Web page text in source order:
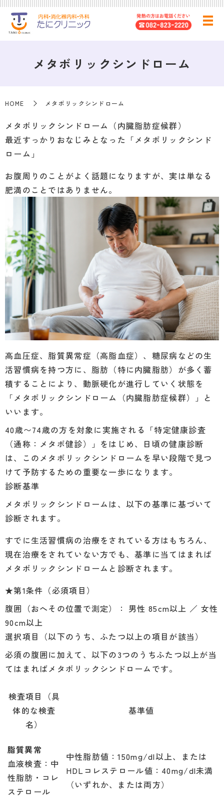
メタボリックシンドローム
HOME メタボリックシンドローム
メタボリックシンドローム（内臓脂肪症候群）
最近すっかりおなじみとなった「メタボリックシンド
ローム」
お腹周りのことがよく話題になりますが、実は単なる
肥満のことではありません。
高血圧症、脂質異常症（高脂血症）、糖尿病などの生
活習慣病を持つ方に、脂肪（特に内臓脂肪）が多く蓄
積することにより、動脈硬化が進行していく状態を
「メタボリックシンドローム（内臓脂肪症候群）」と
いいます。
40歳〜74歳の方を対象に実施される「特定健康診査
（通称：メタボ健診）」をはじめ、日頃の健康診断
は、このメタボリックシンドロームを早い段階で見つ
けて予防するための重要な一歩になります。
診断基準
メタボリックシンドロームは、以下の基準に基づいて
診断されます。
すでに生活習慣病の治療をされている方はもちろん、
現在治療をされていない方でも、基準に当てはまれば
メタボリックシンドロームと診断されます。
★第1条件（必須項目）
腹囲（おへその位置で測定）： 男性 85cm以上 ／ 女性
90cm以上
選択項目（以下のうち、ふたつ以上の項目が該当）
必須の腹囲に加えて、以下の3つのうちふたつ以上が当
てはまればメタボリックシンドロームです。
検査項目（具
体的な検査
名）
基準値
脂質異常
血液検査：中
性脂肪・コレ
ステロール
中性脂肪値：150mg/dl以上、または
HDLコレステロール値：40mg/dl未満
（いずれか、または両方）